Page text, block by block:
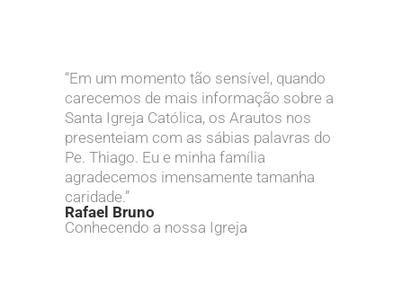
“Em um momento tão sensível, quando
carecemos de mais informação sobre a
Santa Igreja Católica, os Arautos nos
presenteiam com as sábias palavras do
Pe. Thiago. Eu e minha família
agradecemos imensamente tamanha
caridade.”
Rafael Bruno
Conhecendo a nossa Igreja